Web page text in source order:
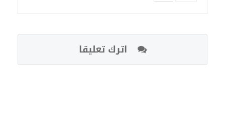
اترك تعليقا